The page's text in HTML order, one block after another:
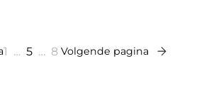
1 … 5 … 8 Volgende pagina